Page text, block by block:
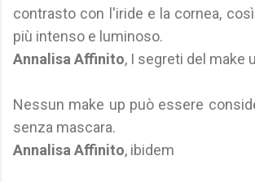
contrasto con l'iride e la cornea,
più intenso e luminoso.
Annalisa Affinito, I segreti del make
Nessun make up può essere
senza mascara.
Annalisa Affinito, ibidem